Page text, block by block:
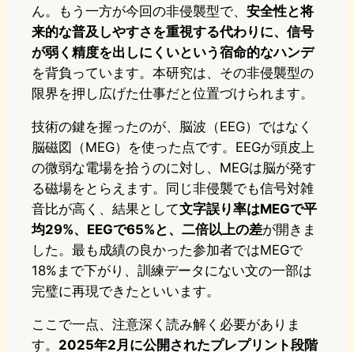
ん。もう一方が今回の非侵襲型で、 安全性と将
来的な普及しやすさを重視する代わりに、信号
が弱く精度を出しにくいという宿命的なハンデ
を背負っています。本研究は、その非侵襲型の
限界を押し広げた仕事だと位置づけられます。
技術の鍵を握ったのが、脳波（EEG）ではなく
脳磁図（MEG）を使った点です。EEGが頭皮上
の微弱な電場を拾うのに対し、MEGは脳が発す
る磁場をとらえます。同じ非侵襲でも信号対雑
音比が高く、結果として文字誤り率はMEGで平
均29%、EEGで65%と、二倍以上の差が開きま
した。最も成績の良かった参加者ではMEGで
18%まで下がり、訓練データにない文の一部は
完璧に再現できたといいます。
ここで一点、注意深く読み解く必要がありま
す。 2025年2月に公開されたプレプリント段階